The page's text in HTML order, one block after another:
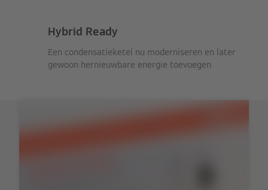
Hybrid Ready
Een condensatieketel nu moderniseren en later
gewoon hernieuwbare energie toevoegen